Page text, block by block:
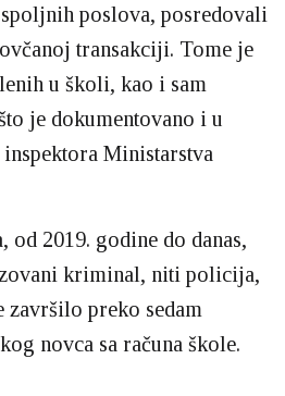
poslova, posredovali
transakciji. Tome je
u školi, kao i sam
je dokumentovano i u
Ministarstva
od 2019. godine do danas,
kriminal, niti policija,
završilo preko sedam
novca sa računa škole.